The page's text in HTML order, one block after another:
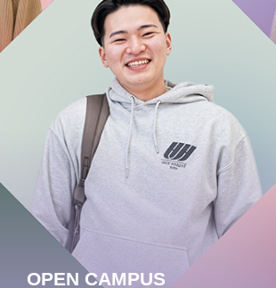
OPEN CAMPUS